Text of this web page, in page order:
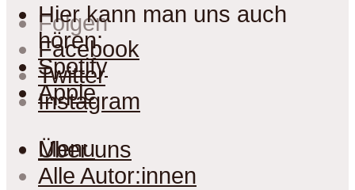
Hier kann man uns auch
hören:
Spotify
Apple
Menu
Folgen
Facebook
Twitter
Instagram
Über uns
Alle Autor:innen